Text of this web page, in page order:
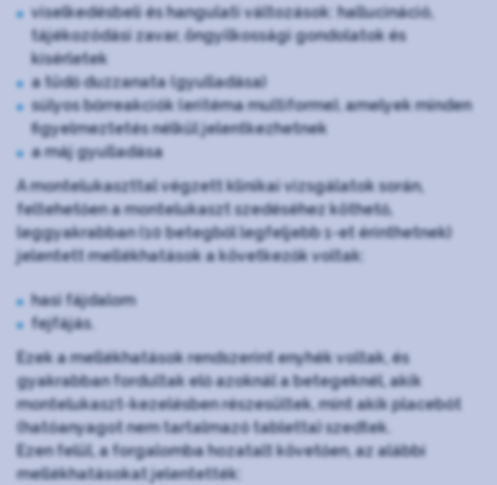
viselkedésbeli és hangulati változások: hallucináció,
tájékozódási zavar, öngyilkossági gondolatok és
kísérletek
a tüdő duzzanata (gyulladása)
súlyos bőrreakciók (eritéma multiforme), amelyek minden
figyelmeztetés nélkül jelentkezhetnek
a máj gyulladása
A montelukaszttal végzett klinikai vizsgálatok során,
feltehetően a montelukaszt szedéséhez köthető,
leggyakrabban (10 betegből legfeljebb 1-et érinthetnek)
jelentett mellékhatások a következők voltak:
hasi fájdalom
fejfájás.
Ezek a mellékhatások rendszerint enyhék voltak, és
gyakrabban fordultak elő azoknál a betegeknél, akik
montelukaszt-kezelésben részesültek, mint akik placebót
(hatóanyagot nem tartalmazó tabletta) szedtek.
Ezen felül, a forgalomba hozatalt követően, az alábbi
mellékhatásokat jelentették: